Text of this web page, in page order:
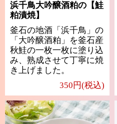
浜千鳥大吟醸酒粕の【鮭
粕漬焼】
釜石の地酒「浜千鳥」の
「大吟醸酒粕」を釜石産
秋鮭の一枚一枚に塗り込
み、熟成させて丁寧に焼
き上げました。
350円(税込)